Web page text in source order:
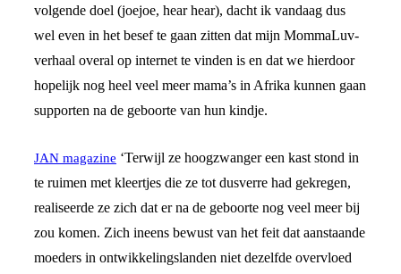
volgende doel (joejoe, hear hear), dacht ik vandaag dus
wel even in het besef te gaan zitten dat mijn MommaLuv-
verhaal overal op internet te vinden is en dat we hierdoor
hopelijk nog heel veel meer mama’s in Afrika kunnen gaan
supporten na de geboorte van hun kindje.
JAN magazine ‘Terwijl ze hoogzwanger een kast stond in
te ruimen met kleertjes die ze tot dusverre had gekregen,
realiseerde ze zich dat er na de geboorte nog veel meer bij
zou komen. Zich ineens bewust van het feit dat aanstaande
moeders in ontwikkelingslanden niet dezelfde overvloed